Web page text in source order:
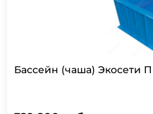
Бассейн (чаша) Экосети